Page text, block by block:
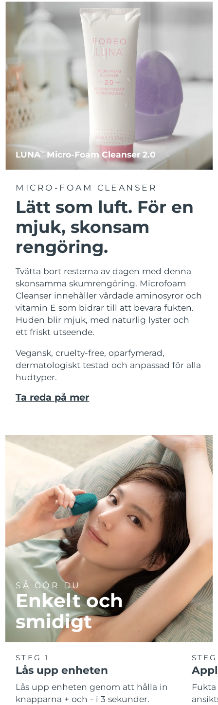
LUNATM Micro-Foam Cleanser 2.0
MICRO-FOAM CLEANSER
Lätt som luft. För en
mjuk, skonsam
rengöring.
Tvätta bort resterna av dagen med denna
skonsamma skumrengöring. Microfoam
Cleanser innehåller vårdade aminosyror och
vitamin E som bidrar till att bevara fukten.
Huden blir mjuk, med naturlig lyster och
ett friskt utseende.
Vegansk, cruelty-free, oparfymerad,
dermatologiskt testad och anpassad för alla
hudtyper.
Ta reda på mer
SÅ GÖR DU
Enkelt och
smidigt
STEG 1
Lås upp enheten
Lås upp enheten genom att hålla in
knapparna + och - i 3 sekunder.